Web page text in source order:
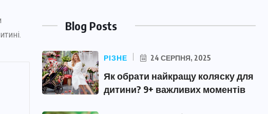
Blog Posts
РІЗНЕ 24 СЕРПНЯ, 2025
Як обрати найкращу коляску для
дитини? 9+ важливих моментів